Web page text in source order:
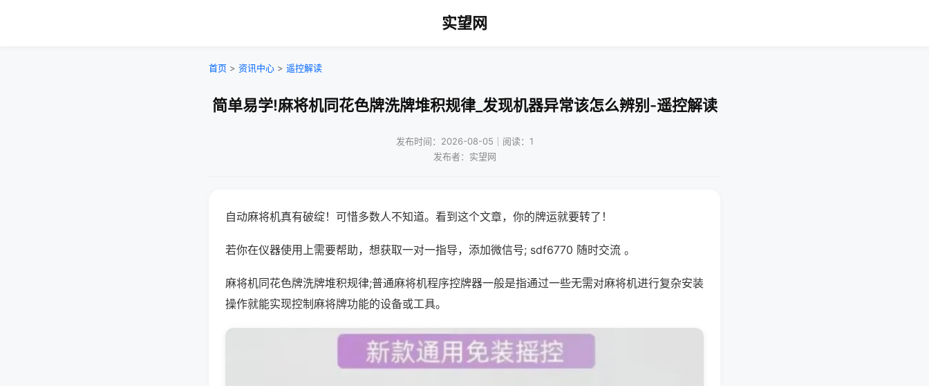
实望网
首页 > 资讯中心 > 遥控解读
简单易学!麻将机同花色牌洗牌堆积规律_发现机器异常该怎么辨别-遥控解读
发布时间：2026-08-05｜阅读：1
发布者：实望网
自动麻将机真有破绽！可惜多数人不知道。看到这个文章，你的牌运就要转了！
若你在仪器使用上需要帮助，想获取一对一指导，添加微信号; sdf6770 随时交流 。
麻将机同花色牌洗牌堆积规律;普通麻将机程序控牌器一般是指通过一些无需对麻将机进行复杂安装
操作就能实现控制麻将牌功能的设备或工具。